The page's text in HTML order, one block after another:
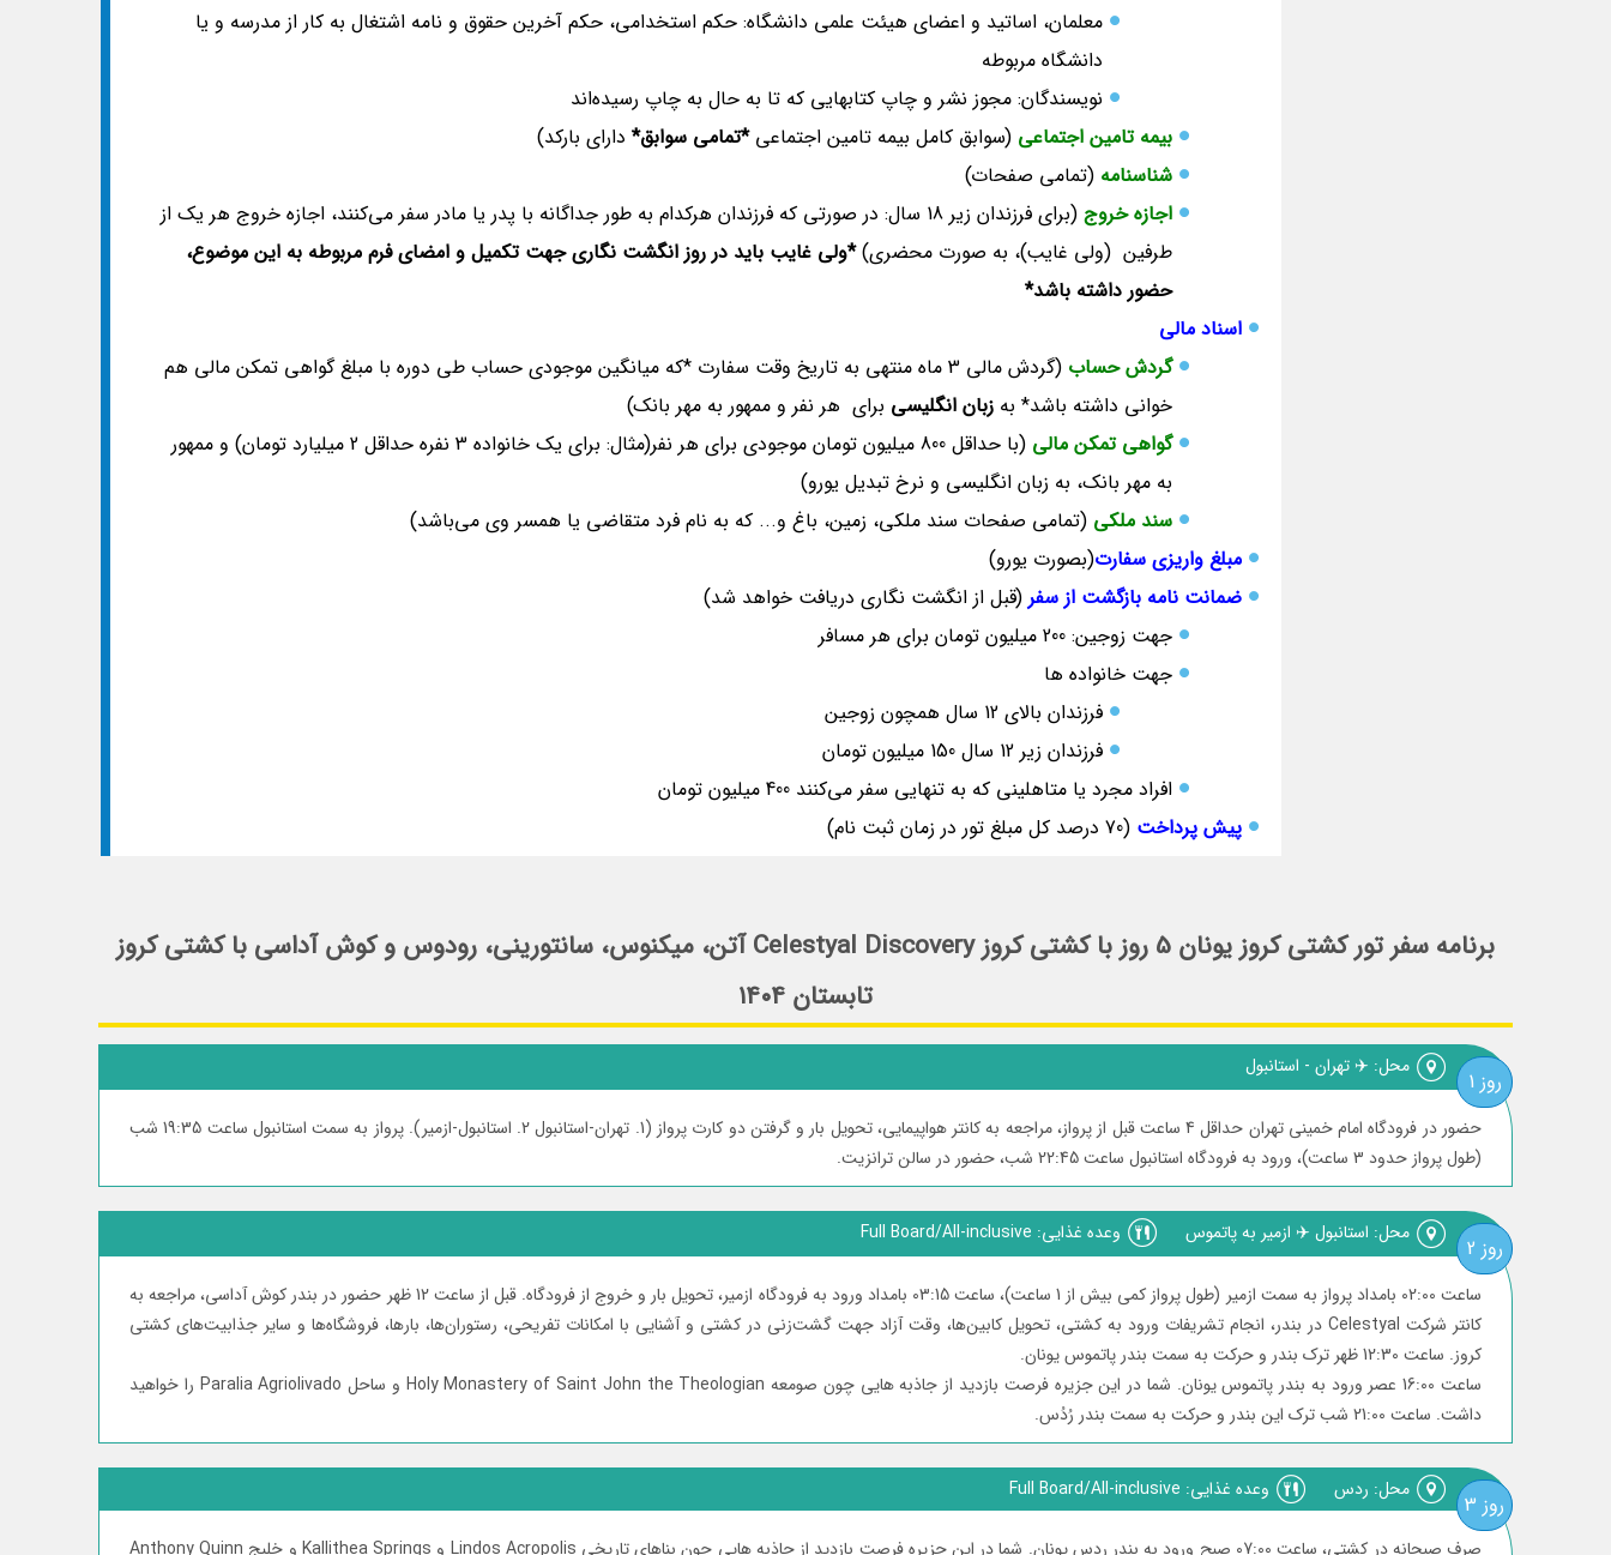
معلمان، اساتید و اعضای هیئت علمی دانشگاه: حکم استخدامی، حکم آخرین حقوق و نامه اشتغال به کار از مدرسه و یا
دانشگاه مربوطه
نویسندگان: مجوز نشر و چاپ کتابهایی که تا به حال به چاپ رسیده‌اند
بیمه تامین اجتماعی (سوابق کامل بیمه تامین اجتماعی*تمامی سوابق* دارای بارکد)
شناسنامه (تمامی صفحات)
اجازه خروج
(برای فرزندان زیر 18 سال: در صورتی که فرزندان هرکدام به طور جداگانه با پدر یا مادر سفر می‌کنند، اجازه خروج هر یک از
طرفین (ولی غایب)، به صورت محضری)*ولی غایب باید در روز انگشت نگاری جهت تکمیل و امضای فرم مربوطه به این موضوع،
حضور داشته باشد*
اسناد مالی
گردش حساب
(گردش مالی 3 ماه منتهی به تاریخ وقت سفارت *که میانگین موجودی حساب طی دوره با مبلغ گواهی تمکن مالی هم
خوانی داشته باشد* به زبان انگلیسی برای هر نفر و ممهور به مهر بانک)
گواهی تمکن مالی
(با حداقل 800 میلیون تومان موجودی برای هر نفر(مثال: برای یک خانواده 3 نفره حداقل 2 میلیارد تومان) و ممهور
به مهر بانک، به زبان انگلیسی و نرخ تبدیل یورو)
سند ملکی (تمامی صفحات سند ملکی، زمین، باغ و... که به نام فرد متقاضی یا همسر وی می‌باشد)
مبلغ واریزی سفارت(بصورت یورو)
ضمانت نامه بازگشت از سفر (قبل از انگشت نگاری دریافت خواهد شد)
جهت زوجین: 200 میلیون تومان برای هر مسافر
جهت خانواده ها
فرزندان بالای 12 سال همچون زوجین
فرزندان زیر 12 سال 150 میلیون تومان
افراد مجرد یا متاهلینی که به تنهایی سفر می‌کنند 400 میلیون تومان
پیش پرداخت (70 درصد کل مبلغ تور در زمان ثبت نام)
برنامه سفر تور کشتی کروز یونان 5 روز با کشتی کروز Celestyal Discovery آتن، میکنوس، سانتورینی، رودوس و کوش آداسی با کشتی کروز
تابستان ۱۴۰۴
روز 1
محل: ✈️ تهران - استانبول
حضور در فرودگاه امام خمینی تهران حداقل 4 ساعت قبل از پرواز، مراجعه به کانتر هواپیمایی، تحویل بار و گرفتن دو کارت پرواز (1. تهران-استانبول 2. استانبول-ازمیر). پرواز به سمت استانبول ساعت 19:35 شب
(طول پرواز حدود 3 ساعت)، ورود به فرودگاه استانبول ساعت 22:45 شب، حضور در سالن ترانزیت.
روز 2
محل: استانبول ✈️ ازمیر به پاتموس وعده غذایی: Full Board/All-inclusive
ساعت 02:00 بامداد پرواز به سمت ازمیر (طول پرواز کمی بیش از 1 ساعت)، ساعت 03:15 بامداد ورود به فرودگاه ازمیر، تحویل بار و خروج از فرودگاه. قبل از ساعت 12 ظهر حضور در بندر کوش آداسی، مراجعه به
کانتر شرکت Celestyal در بندر، انجام تشریفات ورود به کشتی، تحویل کابین‌ها، وقت آزاد جهت گشت‌زنی در کشتی و آشنایی با امکانات تفریحی، رستوران‌ها، بارها، فروشگاه‌ها و سایر جذابیت‌های کشتی
کروز. ساعت 12:30 ظهر ترک بندر و حرکت به سمت بندر پاتموس یونان.
ساعت 16:00 عصر ورود به بندر پاتموس یونان. شما در این جزیره فرصت بازدید از جاذبه هایی چون صومعه Holy Monastery of Saint John the Theologian و ساحل Paralia Agriolivado را خواهید
داشت. ساعت 21:00 شب ترک این بندر و حرکت به سمت بندر رُدُس.
روز 3
محل: ردس وعده غذایی: Full Board/All-inclusive
صرف صبحانه در کشتی، ساعت 07:00 صبح ورود به بندر ردس یونان. شما در این جزیره فرصت بازدید از جاذبه هایی چون بناهای تاریخی Lindos Acropolis و Kallithea Springs و خلیج Anthony Quinn